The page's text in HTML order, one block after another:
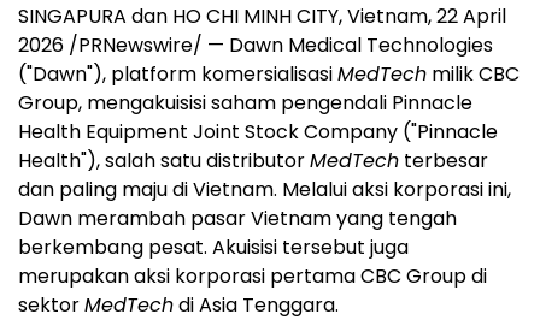
SINGAPURA dan HO CHI MINH CITY, Vietnam, 22 April
2026 /PRNewswire/ — Dawn Medical Technologies
("Dawn"), platform komersialisasiMedTech milik CBC
Group, mengakuisisi saham pengendali Pinnacle
Health Equipment Joint Stock Company ("Pinnacle
Health"), salah satu distributorMedTech terbesar
dan paling maju di Vietnam. Melalui aksi korporasi ini,
Dawn merambah pasar Vietnam yang tengah
berkembang pesat. Akuisisi tersebut juga
merupakan aksi korporasi pertama CBC Group di
sektorMedTechdi Asia Tenggara.